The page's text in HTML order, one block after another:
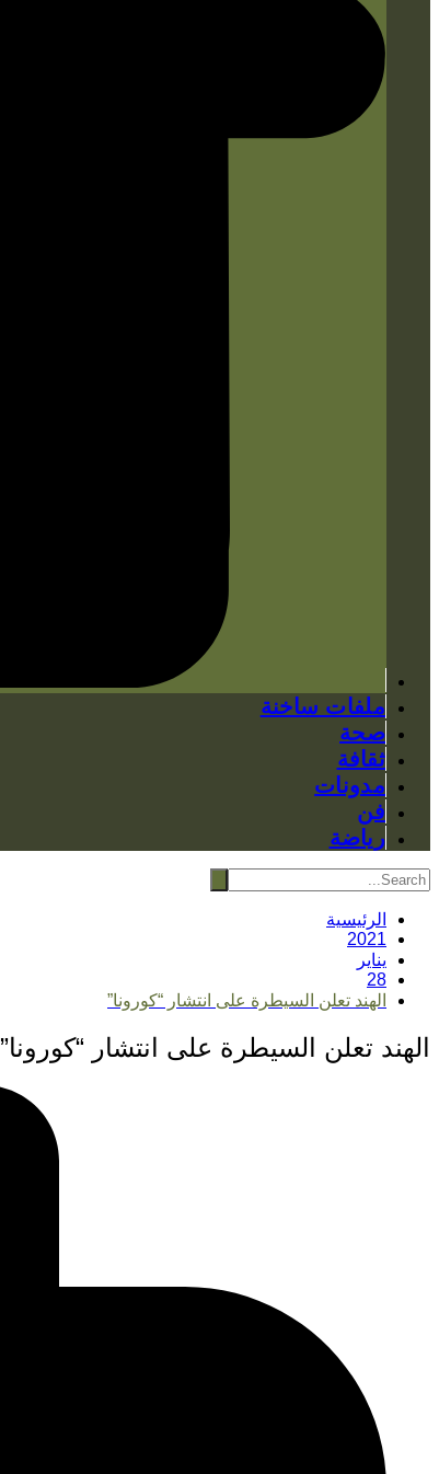
ملفات ساخنة
صحة
ثقافة
مدونات
فن
رياضة
الرئيسية
2021
يناير
28
الهند تعلن السيطرة على انتشار “كورونا”
الهند تعلن السيطرة على انتشار “كورونا”